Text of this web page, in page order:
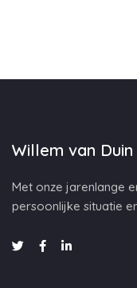
Willem van
Met onze jarenlange
persoonlijke situatie